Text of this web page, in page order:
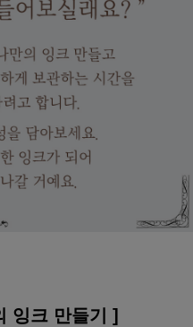
잉크 만들기 ]